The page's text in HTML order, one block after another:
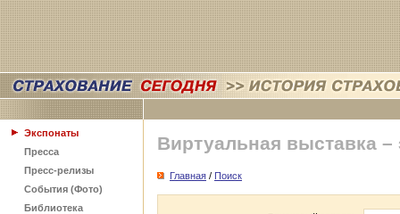
Экспонаты
Пресса
Пресс-релизы
События (Фото)
Библиотека
Виртуальная выставка –
Главная / Поиск